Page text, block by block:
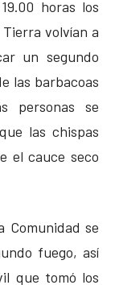
horas los
volvían a
un segundo
las barbacoas
personas se
las chispas
el cauce seco
Comunidad se
fuego, así
que tomó los